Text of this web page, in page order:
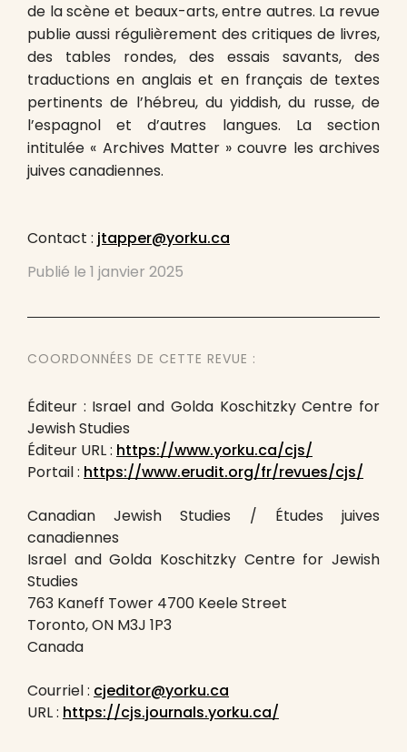
de la scène et beaux-arts, entre autres. La revue
publie aussi régulièrement des critiques de livres,
des tables rondes, des essais savants, des
traductions en anglais et en français de textes
pertinents de l’hébreu, du yiddish, du russe, de
l’espagnol et d’autres langues. La section
intitulée « Archives Matter » couvre les archives
juives canadiennes.
Contact : jtapper@yorku.ca
Publié le 1 janvier 2025
COORDONNÉES DE CETTE REVUE :
Éditeur : Israel and Golda Koschitzky Centre for
Jewish Studies
Éditeur URL : https://www.yorku.ca/cjs/
Portail : https://www.erudit.org/fr/revues/cjs/
Canadian Jewish Studies / Études juives
canadiennes
Israel and Golda Koschitzky Centre for Jewish
Studies
763 Kaneff Tower 4700 Keele Street
Toronto, ON M3J 1P3
Canada
Courriel : cjeditor@yorku.ca
URL : https://cjs.journals.yorku.ca/